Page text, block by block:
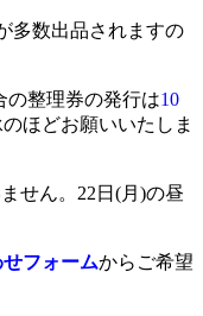
多数出品されますの
の整理券の発行は10
ほどお願いいたしま
せん。22日(月)の昼
フォームからご希望